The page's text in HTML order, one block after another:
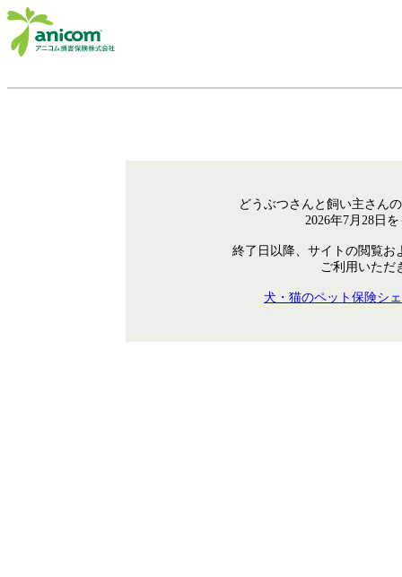
どうぶつさんと飼い主さん
2026年7月28日
終了日以降、サイトの閲覧お
ご利用いただ
犬・猫のペット保険シ